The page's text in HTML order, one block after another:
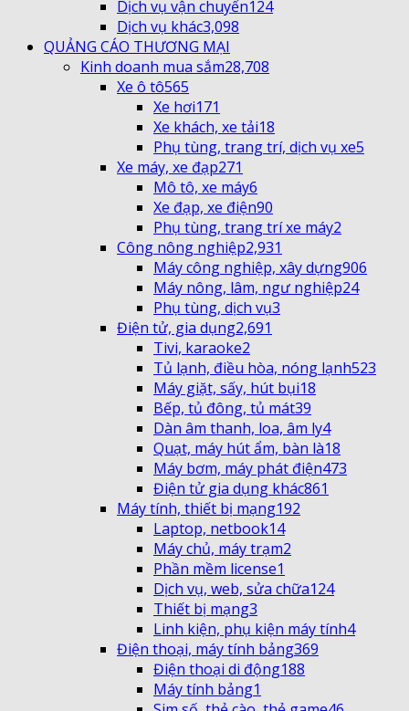
Dịch vụ vận chuyển124
Dịch vụ khác3,098
QUẢNG CÁO THƯƠNG MẠI
Kinh doanh mua sắm28,708
Xe ô tô565
Xe hơi171
Xe khách, xe tải18
Phụ tùng, trang trí, dịch vụ xe5
Xe máy, xe đạp271
Mô tô, xe máy6
Xe đạp, xe điện90
Phụ tùng, trang trí xe máy2
Công nông nghiệp2,931
Máy công nghiệp, xây dựng906
Máy nông, lâm, ngư nghiệp24
Phụ tùng, dịch vụ3
Điện tử, gia dụng2,691
Tivi, karaoke2
Tủ lạnh, điều hòa, nóng lạnh523
Máy giặt, sấy, hút bụi18
Bếp, tủ đông, tủ mát39
Dàn âm thanh, loa, âm ly4
Quạt, máy hút ẩm, bàn là18
Máy bơm, máy phát điện473
Điện tử gia dụng khác861
Máy tính, thiết bị mạng192
Laptop, netbook14
Máy chủ, máy trạm2
Phần mềm license1
Dịch vụ, web, sửa chữa124
Thiết bị mạng3
Linh kiện, phụ kiện máy tính4
Điện thoại, máy tính bảng369
Điện thoại di động188
Máy tính bảng1